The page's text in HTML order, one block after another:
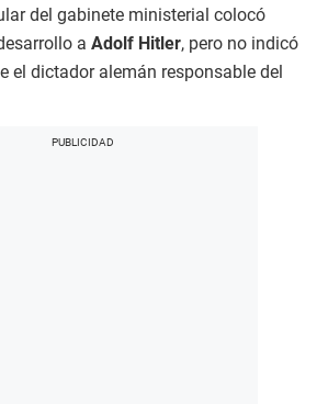
del gabinete ministerial colocó
a Adolf Hitler, pero no indicó
el dictador alemán responsable del